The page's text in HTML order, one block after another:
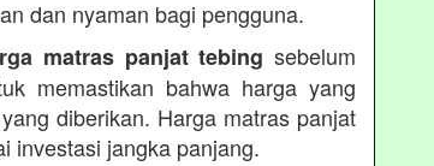
dan nyaman bagi pengguna.
matras panjat tebing sebelum
memastikan bahwa harga yang
diberikan. Harga matras panjat
investasi jangka panjang.